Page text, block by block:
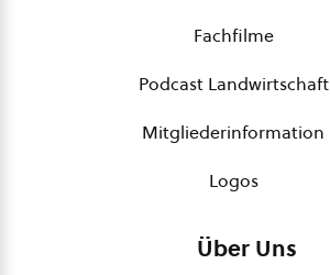
Fachfilme
Podcast Landwirtschaft
Mitgliederinformation
Logos
Über Uns